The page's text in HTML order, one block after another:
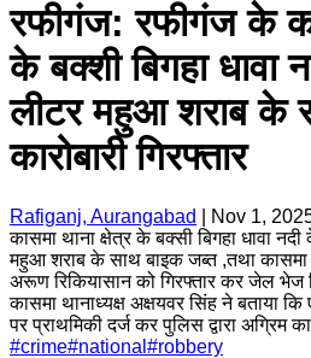
रफीगंज: रफीगंज के
के बक्शी बिगहा धावा
लीटर महुआ शराब के
कारोबारी गिरफ्तार
Rafiganj, Aurangabad
Nov 1,
कासमा थाना क्षेत्र के बक्सी बिगहा धावा
महुआ शराब के साथ बाइक जब्त ,तथा कासमा
अरूण रिकियासान को गिरफ्तार कर जेल भेज
कासमा थानाध्यक्ष अक्षयवर सिंह ने बताया
पर प्राथमिकी दर्ज कर पुलिस द्वारा अग्रिम
#crime#national #robbery